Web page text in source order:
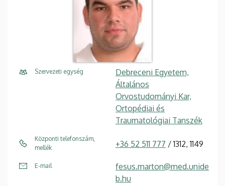
Szervezeti egység
Debreceni Egyetem,
Általános
Orvostudományi Kar,
Ortopédiai és
Traumatológiai Tanszék
Központi telefonszám,
mellék
+36 52 511 777 / 1312, 1149
E-mail
fesus.marton@med.unide
b.hu